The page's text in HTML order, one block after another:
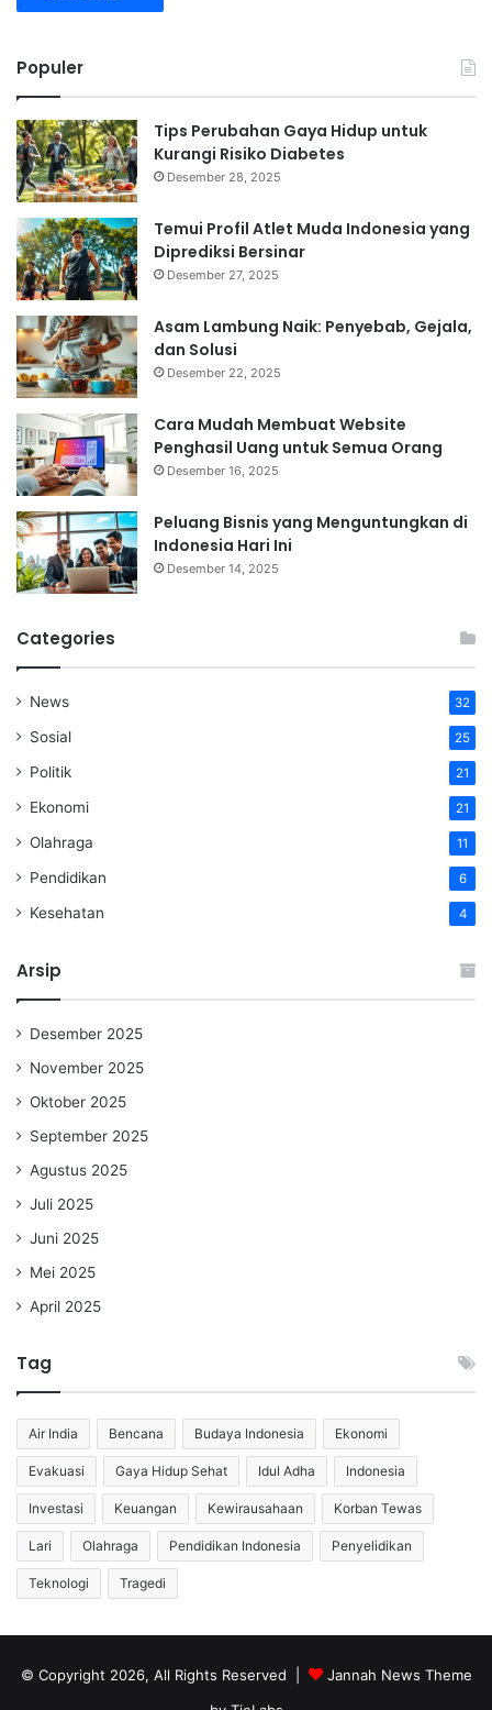
Populer
Tips Perubahan Gaya Hidup untuk
Kurangi Risiko Diabetes
Desember 28, 2025
Temui Profil Atlet Muda Indonesia yang
Diprediksi Bersinar
Desember 27, 2025
Asam Lambung Naik: Penyebab, Gejala,
dan Solusi
Desember 22, 2025
Cara Mudah Membuat Website
Penghasil Uang untuk Semua Orang
Desember 16, 2025
Peluang Bisnis yang Menguntungkan di
Indonesia Hari Ini
Desember 14, 2025
Categories
News 32
Sosial 25
Politik 21
Ekonomi 21
Olahraga 11
Pendidikan 6
Kesehatan 4
Arsip
Desember 2025
November 2025
Oktober 2025
September 2025
Agustus 2025
Juli 2025
Juni 2025
Mei 2025
April 2025
Tag
Air India Bencana Budaya Indonesia Ekonomi
Evakuasi Gaya Hidup Sehat Idul Adha Indonesia
Investasi Keuangan Kewirausahaan Korban Tewas
Lari Olahraga Pendidikan Indonesia Penyelidikan
Teknologi Tragedi
© Copyright 2026, All Rights Reserved |
Jannah News Theme